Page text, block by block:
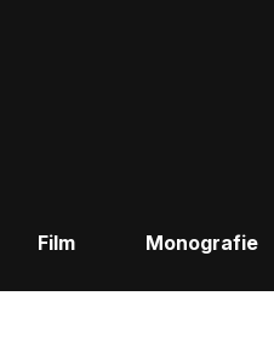
Film Monografie